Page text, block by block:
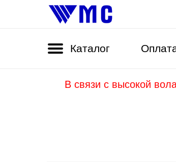
Каталог
В связи с высокой